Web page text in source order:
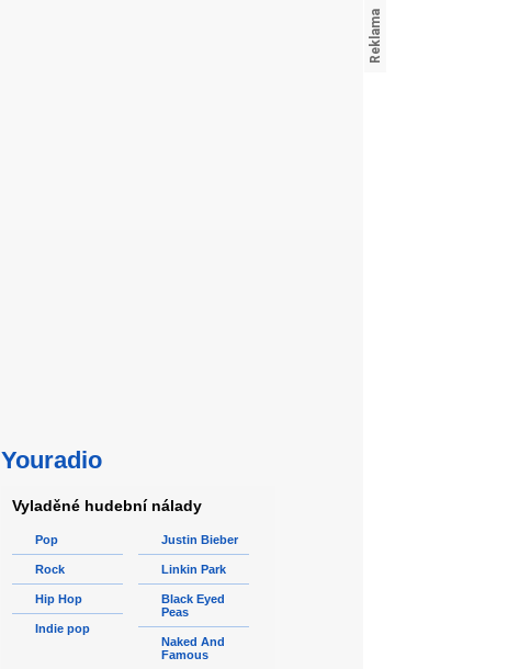
Youradio
Vyladěné hudební nálady
Pop
Rock
Hip Hop
Indie pop
Justin Bieber
Linkin Park
Black Eyed
Peas
Naked And
Famous